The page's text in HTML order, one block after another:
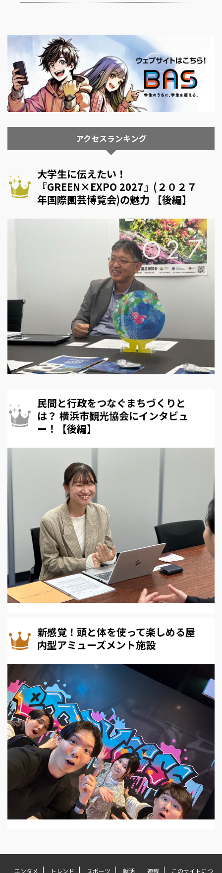
アクセスランキング
大学生に伝えたい！
『GREEN×EXPO 2027』(２０２７
年国際園芸博覧会)の魅力 【後編】
民間と行政をつなぐまちづくりと
は？ 横浜市観光協会にインタビュ
ー！【後編】
新感覚！頭と体を使って楽しめる屋
内型アミューズメント施設
エンタメ トレンド スポーツ 就活 連載 このサイトにつ